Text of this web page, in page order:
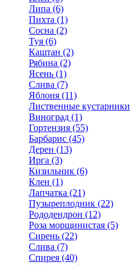
Липа (6)
Пихта (1)
Сосна (2)
Туя (6)
Каштан (2)
Рябина (2)
Ясень (1)
Слива (7)
Яблоня (11)
Лиственные кустарники
Виноград (1)
Гортензия (55)
Барбарис (45)
Дерен (13)
Ирга (3)
Кизильник (6)
Клен (1)
Лапчатка (21)
Пузыреплодник (22)
Рододендрон (12)
Роза морщинистая (5)
Сирень (22)
Слива (7)
Спирея (40)